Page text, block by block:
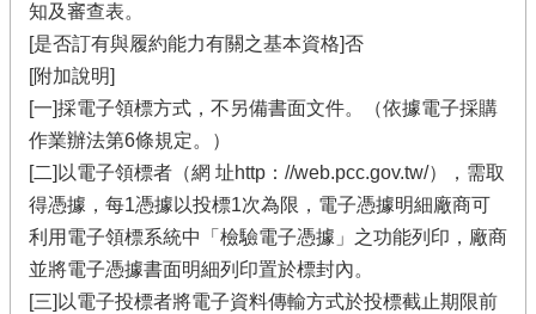
知及審查表。
[是否訂有與履約能力有關之基本資格]否
[附加說明]
[一]採電子領標方式，不另備書面文件。（依據電子採購
作業辦法第6條規定。）
[二]以電子領標者（網 址http：//web.pcc.gov.tw/），需取
得憑據，每1憑據以投標1次為限，電子憑據明細廠商可
利用電子領標系統中「檢驗電子憑據」之功能列印，廠商
並將電子憑據書面明細列印置於標封內。
[三]以電子投標者將電子資料傳輸方式於投標截止期限前